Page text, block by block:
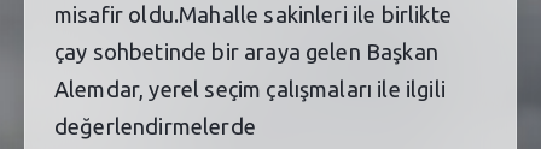
misafir oldu.Mahalle sakinleri ile birlikte
çay sohbetinde bir araya gelen Başkan
Alemdar, yerel seçim çalışmaları ile ilgili
değerlendirmelerde